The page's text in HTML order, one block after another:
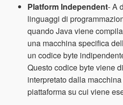
Platform Independent- A
linguaggi di
quando Java viene
una macchina specifica
un codice byte
Questo codice byte viene
interpretato dalla
piattaforma su cui viene